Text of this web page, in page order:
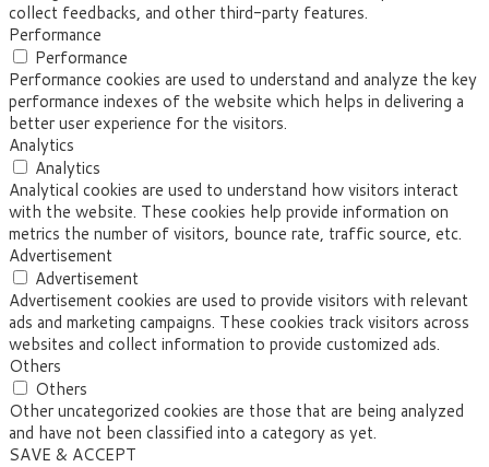
collect feedbacks, and other third-party features.
Performance
Performance
Performance cookies are used to understand and analyze the key
performance indexes of the website which helps in delivering a
better user experience for the visitors.
Analytics
Analytics
Analytical cookies are used to understand how visitors interact
with the website. These cookies help provide information on
metrics the number of visitors, bounce rate, traffic source, etc.
Advertisement
Advertisement
Advertisement cookies are used to provide visitors with relevant
ads and marketing campaigns. These cookies track visitors across
websites and collect information to provide customized ads.
Others
Others
Other uncategorized cookies are those that are being analyzed
and have not been classified into a category as yet.
SAVE & ACCEPT